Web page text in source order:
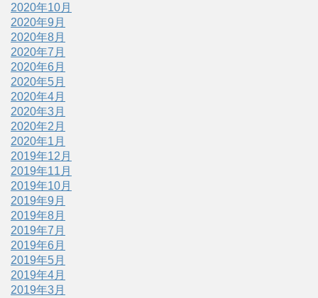
2020年10月
2020年9月
2020年8月
2020年7月
2020年6月
2020年5月
2020年4月
2020年3月
2020年2月
2020年1月
2019年12月
2019年11月
2019年10月
2019年9月
2019年8月
2019年7月
2019年6月
2019年5月
2019年4月
2019年3月